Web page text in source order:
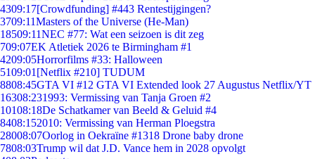
4309:17[Crowdfunding] #443 Rentestijgingen?
3709:11Masters of the Universe (He-Man)
18509:11NEC #77: Wat een seizoen is dit zeg
709:07EK Atletiek 2026 te Birmingham #1
4209:05Horrorfilms #33: Halloween
5109:01 [Netflix #210] TUDUM
8808:45GTA VI #12 GTA VI Extended look 27 Augustus Netflix/YT
16308:231993: Vermissing van Tanja Groen #2
10108:18De Schatkamer van Beeld & Geluid #4
8408:152010: Vermissing van Herman Ploegstra
28008:07Oorlog in Oekraïne #1318 Drone baby drone
7808:03Trump wil dat J.D. Vance hem in 2028 opvolgt